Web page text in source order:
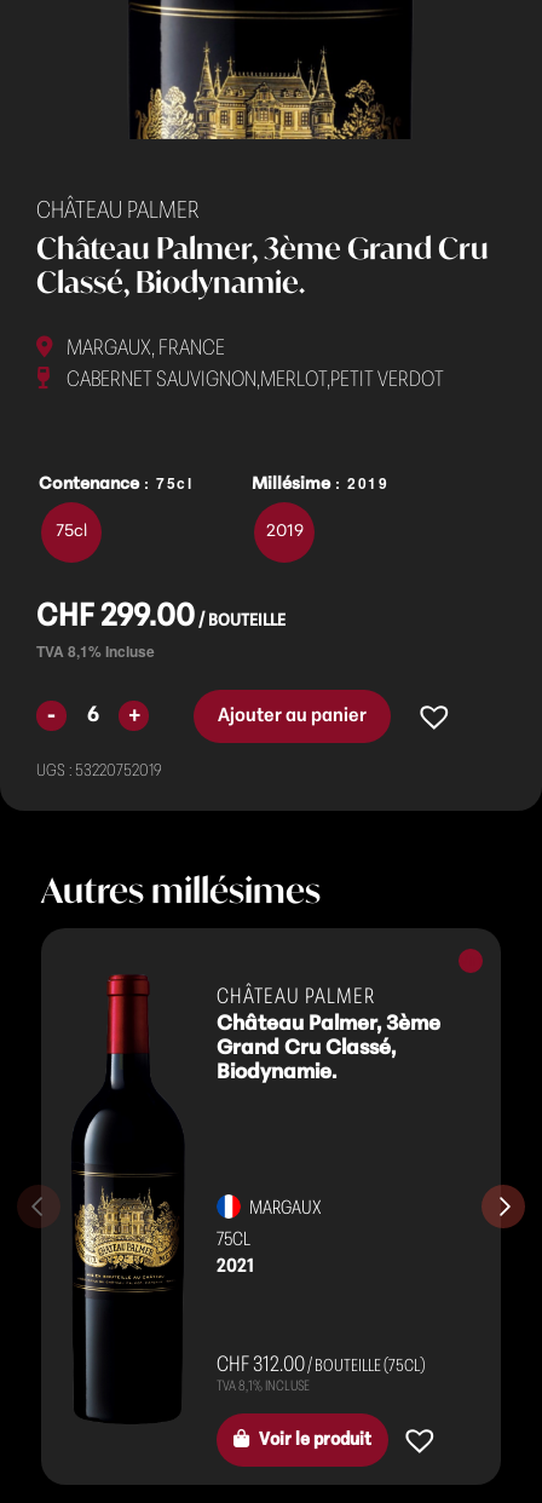
CHÂTEAU PALMER
Château Palmer, 3ème Grand Cru
Classé, Biodynamie.
MARGAUX, FRANCE
CABERNET SAUVIGNON,MERLOT,PETIT VERDOT
Contenance : 75cl
75cl
Millésime : 2019
2019
CHF299.00
Ajouter au panier
UGS : 53220752019
Autres millésimes
Vins
rouges
CHÂTEAU PALMER
Château Palmer, 3ème
Grand Cru Classé,
Biodynamie.
MARGAUX
75CL
2021
CHF 312.00/ BOUTEILLE (75CL)
Voir le produit